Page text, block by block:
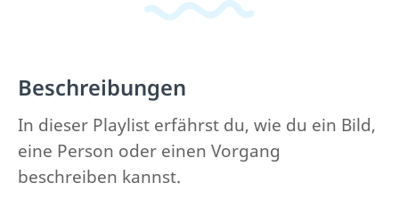
Beschreibungen
In dieser Playlist erfährst du, wie du ein Bild,
eine Person oder einen Vorgang
beschreiben kannst.